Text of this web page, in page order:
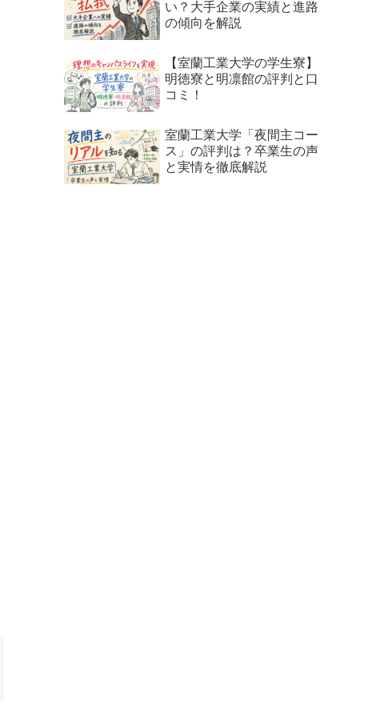
い？大手企業の実績と進路
の傾向を解説
【室蘭工業大学の学生寮】
明徳寮と明凛館の評判と口
コミ！
室蘭工業大学「夜間主コー
ス」の評判は？卒業生の声
と実情を徹底解説